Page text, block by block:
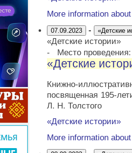
More information
07.09.2023 - «Детские
«Детские истории»
-
Место
«Детские
Книжно-
посвященная 195-
Л. Н. Толстого
«Детские истории»
More information